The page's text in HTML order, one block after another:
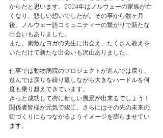
からだと思います。2024年はノルウェーの家族が亡
くなり、悲しい想いでしたが。その事から数ヶ月
後、ノルウェー語コミュニティーの繋がりで新たな
出会いもありました。
また、素敵なヨガの先生に出会え、たくさん教えを
いただけて新たな出会いも沢山ありました。
仕事では動物病院のプロジェクトが進んでは戻り、
進んでは戻りを繰り返しながら大きなハードルを何
度も乗り越えてきています。
きっと成功して街に新しい風景が出来るでしょう！
関係者皆様が元気で竣工、さらにはその先の未来の
街づくりにもつながるようイメージを膨らませてい
ます。